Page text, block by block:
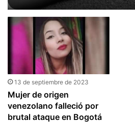
13 de septiembre de 2023
Mujer de origen
venezolano falleció por
brutal ataque en Bogotá